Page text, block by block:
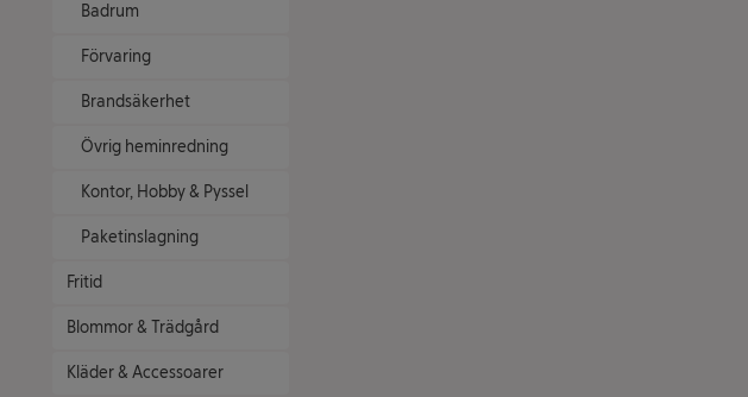
Badrum
Förvaring
Brandsäkerhet
Övrig heminredning
Kontor, Hobby & Pyssel
Paketinslagning
Fritid
Blommor & Trädgård
Kläder & Accessoarer